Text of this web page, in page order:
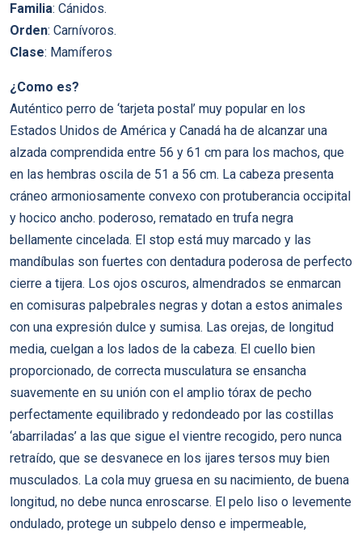
Familia: Cánidos.
Orden: Carnívoros.
Clase: Mamíferos
¿Como es?
Auténtico perro de ‘tarjeta postal’ muy popular en los
Estados Unidos de América y Canadá ha de alcanzar una
alzada comprendida entre 56 y 61 cm para los machos, que
en las hembras oscila de 51 a 56 cm. La cabeza presenta
cráneo armoniosamente convexo con protuberancia occipital
y hocico ancho. poderoso, rematado en trufa negra
bellamente cincelada. El stop está muy marcado y las
mandíbulas son fuertes con dentadura poderosa de perfecto
cierre a tijera. Los ojos oscuros, almendrados se enmarcan
en comisuras palpebrales negras y dotan a estos animales
con una expresión dulce y sumisa. Las orejas, de longitud
media, cuelgan a los lados de la cabeza. El cuello bien
proporcionado, de correcta musculatura se ensancha
suavemente en su unión con el amplio tórax de pecho
perfectamente equilibrado y redondeado por las costillas
‘abarriladas’ a las que sigue el vientre recogido, pero nunca
retraído, que se desvanece en los ijares tersos muy bien
musculados. La cola muy gruesa en su nacimiento, de buena
longitud, no debe nunca enroscarse. El pelo liso o levemente
ondulado, protege un subpelo denso e impermeable,